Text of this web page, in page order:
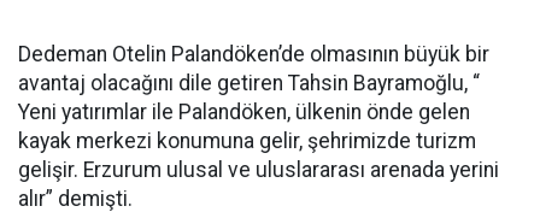
Dedeman Otelin Palandöken’de olmasının büyük bir
avantaj olacağını dile getiren Tahsin Bayramoğlu, “
Yeni yatırımlar ile Palandöken, ülkenin önde gelen
kayak merkezi konumuna gelir, şehrimizde turizm
gelişir. Erzurum ulusal ve uluslararası arenada yerini
alır” demişti.